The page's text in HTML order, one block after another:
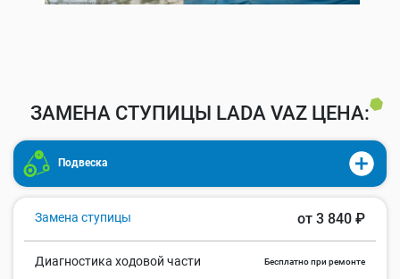
ЗАМЕНА СТУПИЦЫ LADA VAZ ЦЕНА:
Подвеска
Замена ступицы от 3 840 ₽
Диагностика ходовой части Бесплатно при ремонте